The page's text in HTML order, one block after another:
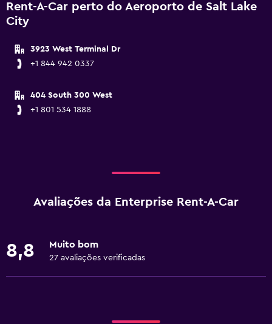
Rent-A-Car perto do Aeroporto de Salt Lake
City
3923 West Terminal Dr
+1 844 942 0337
404 South 300 West
+1 801 534 1888
Avaliações da Enterprise Rent-A-Car
8,8 Muito bom
27 avaliações verificadas